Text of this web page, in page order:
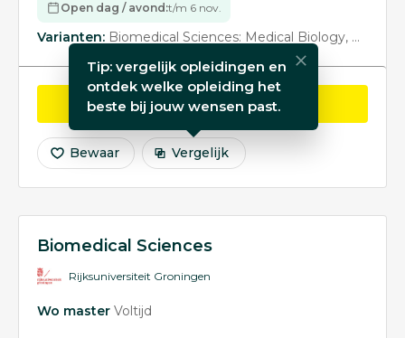
Open dag / avond:t/m 6 nov.
Varianten: Biomedical Sciences: Medical Biology
Bekijkopleiding Biomedical
Bewaar
Tip: vergelijk opleidingen en
ontdek welke opleiding het
beste bij jouw wensen past.
Vergelijk
Biomedical Sciences
Rijksuniversiteit Groningen
Wo master Voltijd